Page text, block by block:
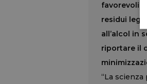
favorevoli
residui
all’alcol in
riportare il
“La